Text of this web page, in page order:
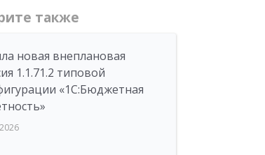
также
новая внеплановая
1.1.71.2 типовой
«1C:Бюджетная